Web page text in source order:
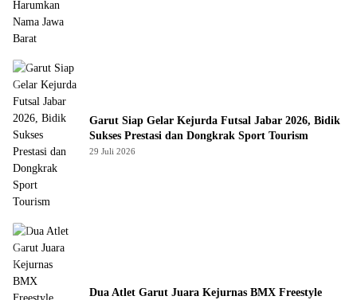
Garut Siap Gelar Kejurda Futsal Jabar 2026, Bidik
Sukses Prestasi dan Dongkrak Sport Tourism
29 Juli 2026
Dua Atlet Garut Juara Kejurnas BMX Freestyle